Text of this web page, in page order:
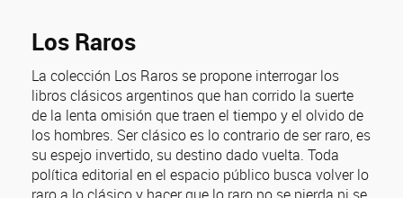
Los Raros
La colección Los Raros se propone interrogar los
libros clásicos argentinos que han corrido la suerte
de la lenta omisión que traen el tiempo y el olvido de
los hombres. Ser clásico es lo contrario de ser raro, es
su espejo invertido, su destino dado vuelta. Toda
política editorial en el espacio público busca volver lo